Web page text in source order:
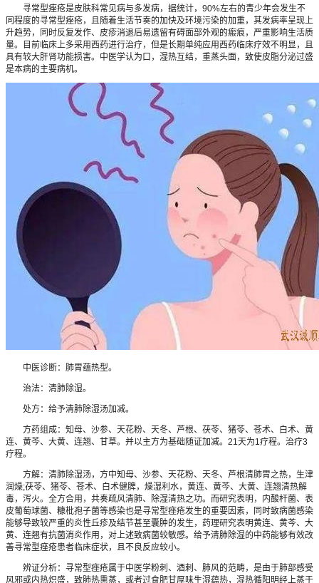
寻常型痤疮是皮肤科常见病与多发病，据统计，90%左右的青少年会发生不
同程度的寻常型痤疮，且随着生活节奏的加快及环境污染的加重，其发病率呈现上
升趋势，同时反复发作、皮疹消退后易遗留有碍面部外观的瘢痕，严重影响生活质
量。目前临床上多采用西药进行治疗，但是长期单纯应用西药临床疗效不明显，且
具有较大肝肾功能损害。中医学认为口，湿热互结，重蒸头面，致使皮脂分泌过盛
是本病的主要病机。
中医诊断：肺胃蕴热型。
治法：清肺除湿。
处方：给予清肺除湿汤加减。
方药组成：知母、沙参、天花粉、天冬、芦根、茯苓、猪苓、苍术、白术、黄
连、黄芩、大黄、连翘、甘草。并以主方为基础随证加减。21天为1疗程。治疗3
疗程。
方解：清肺除湿汤，方中知母、沙参、天花粉、天冬、芦根清肺胃之热，生津
润燥;茯苓、猪苓、苍术、白术健脾，燥湿利水，黄连、黄芩、大黄、连翘清热解
毒，泻火。全方合用，共奏疏风清肺、除湿清热之功。而研究表明，内酸杆菌、表
皮葡萄球菌、糠枇孢子菌等感染也是寻常型痤疮发生的重要因素，同时致病菌感染
能够导致较严重的炎性丘疹及结节甚至囊肿的发生，药理研究表明黄连、黄芩、大
黄、连翘有抗菌消炎作用，对上述致病菌较敏感。给予清肺除湿的中药能够有效改
善寻常型痤疮患者临床症状，且不良反应较小。
辨证分析：寻常型痤疮属于中医学粉刺、酒刺、肺风的范畴，是由于肺部感受
风邪或内热炽盛，致肺热熏蒸，或者过食肥甘厚味生湿蕴热，湿热循阳明经上蒸于